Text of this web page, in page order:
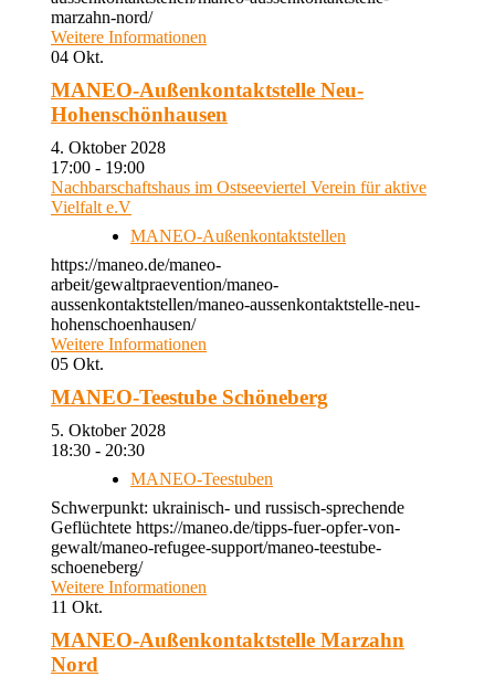
marzahn-nord/
Weitere Informationen
04 Okt.
MANEO-Außenkontaktstelle Neu-
Hohenschönhausen
4. Oktober 2028
17:00 - 19:00
Nachbarschaftshaus im Ostseeviertel Verein für aktive
Vielfalt e.V
MANEO-Außenkontaktstellen
https://maneo.de/maneo-
arbeit/gewaltpraevention/maneo-
aussenkontaktstellen/maneo-aussenkontaktstelle-neu-
hohenschoenhausen/
Weitere Informationen
05 Okt.
MANEO-Teestube Schöneberg
5. Oktober 2028
18:30 - 20:30
MANEO-Teestuben
Schwerpunkt: ukrainisch- und russisch-sprechende
Geflüchtete https://maneo.de/tipps-fuer-opfer-von-
gewalt/maneo-refugee-support/maneo-teestube-
schoeneberg/
Weitere Informationen
11 Okt.
MANEO-Außenkontaktstelle Marzahn
Nord